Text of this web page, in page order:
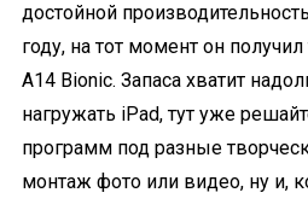
достойной
году, на тот момент он
A14 Bionic. Запаса хватит
нагружать iPad, тут уже
программ под разные
монтаж фото или видео, ну и,